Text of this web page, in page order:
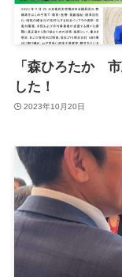
「森ひろたか
した！
2023年10月20日